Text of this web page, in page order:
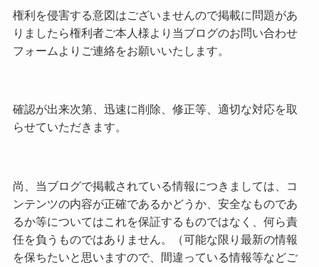
権利を侵害する意図はございませんので掲載に問題があ
りましたら権利者ご本人様より当ブログのお問い合わせ
フォームよりご連絡をお願いいたします。
確認が出来次第、迅速に削除、修正等、適切な対応を取
らせていただきます。
尚、当ブログで掲載されている情報につきましては、コ
ンテンツの内容が正確であるかどうか、安全なものであ
るか等についてはこれを保証するものではなく、何ら責
任を負うものではありません。（可能な限り最新の情報
を保ちたいと思いますので、間違っている情報等などご